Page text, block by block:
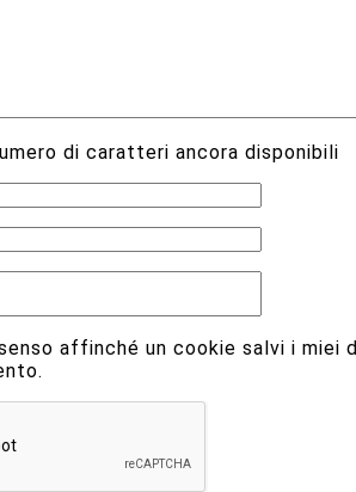
di caratteri ancora disponibili
affinché un cookie salvi i miei